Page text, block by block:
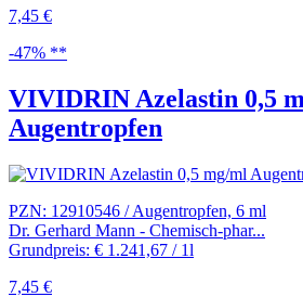
7,45 €
-47% **
VIVIDRIN Azelastin 0,5
Augentropfen
PZN: 12910546 / Augentropfen, 6 ml
Dr. Gerhard Mann - Chemisch-phar...
Grundpreis: € 1.241,67 / 1l
7,45 €